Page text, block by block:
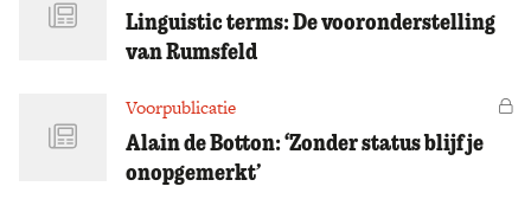
Linguistic terms: De vooronderstelling
van Rumsfeld
Voorpublicatie
Alain de Botton: ‘Zonder status blijf je
onopgemerkt’